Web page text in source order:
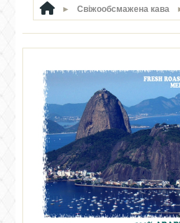
► Свіжообсмажена кава